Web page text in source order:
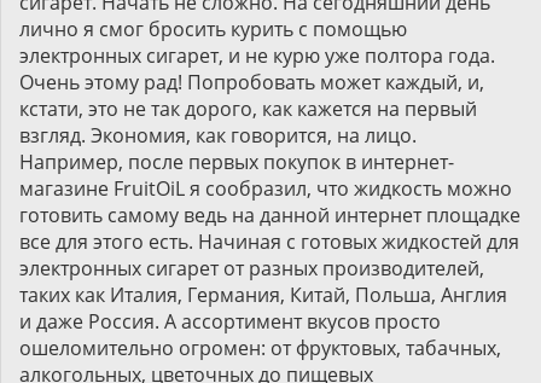
лично я смог бросить курить с помощью
электронных сигарет, и не курю уже полтора года.
Очень этому рад! Попробовать может каждый, и,
кстати, это не так дорого, как кажется на первый
взгляд. Экономия, как говорится, на лицо.
Например, после первых покупок в интернет-
магазине FruitOiL я сообразил, что жидкость можно
готовить самому ведь на данной интернет площадке
все для этого есть. Начиная с готовых жидкостей для
электронных сигарет от разных производителей,
таких как Италия, Германия, Китай, Польша, Англия
и даже Россия. А ассортимент вкусов просто
ошеломительно огромен: от фруктовых, табачных,
алкогольных, цветочных до пищевых